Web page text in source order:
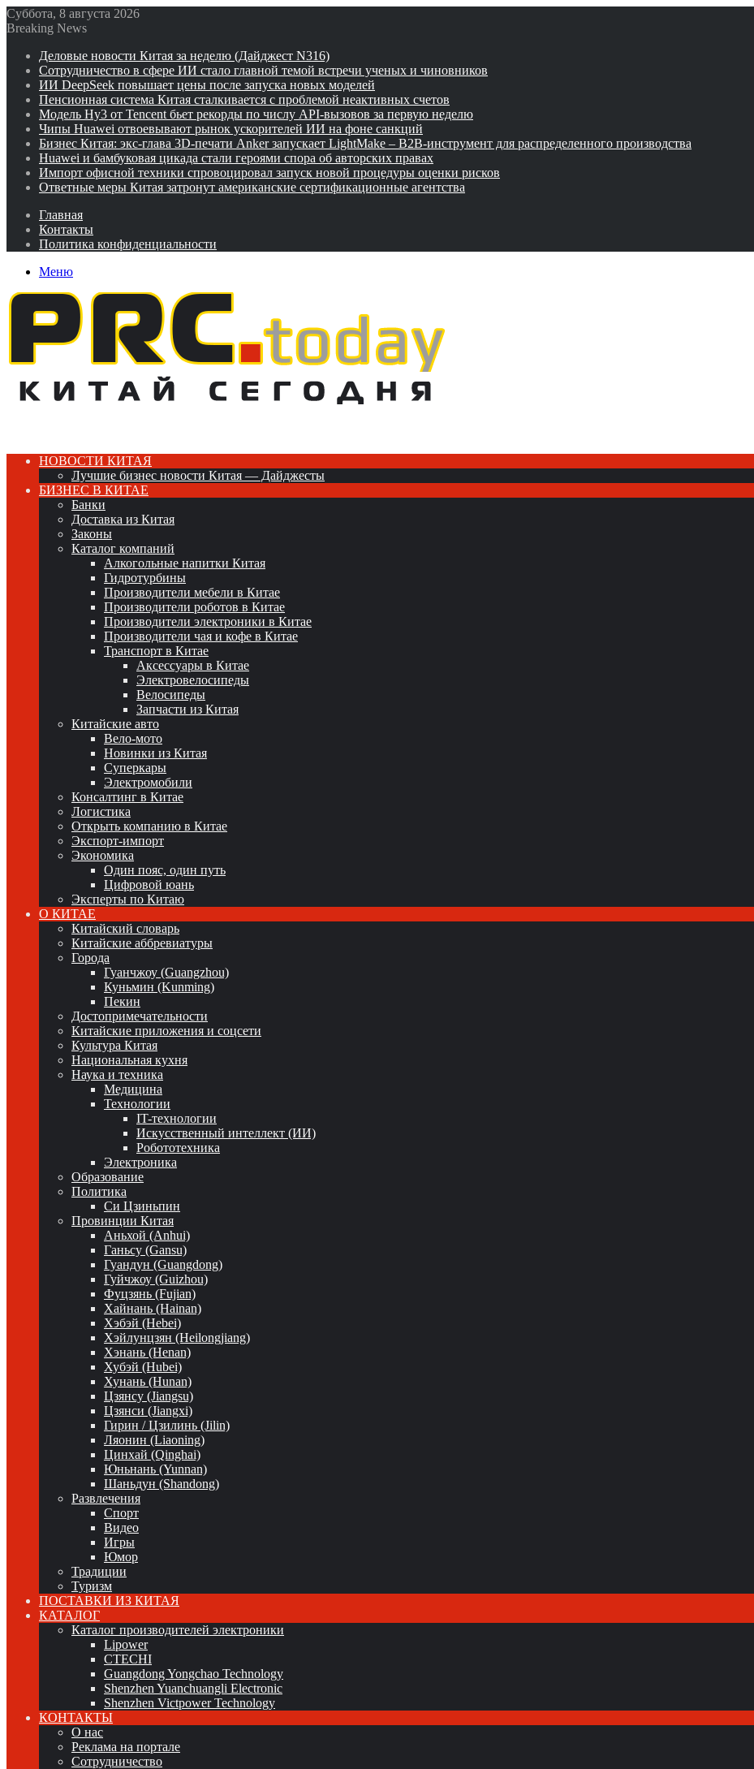
Суббота, 8 августа 2026
Breaking News
Деловые новости Китая за неделю (Дайджест N316)
Сотрудничество в сфере ИИ стало главной темой встречи ученых и чиновников
ИИ DeepSeek повышает цены после запуска новых моделей
Пенсионная система Китая сталкивается с проблемой неактивных счетов
Модель Hy3 от Tencent бьет рекорды по числу API-вызовов за первую неделю
Чипы Huawei отвоевывают рынок ускорителей ИИ на фоне санкций
Бизнес Китая: экс-глава 3D-печати Anker запускает LightMake – B2B-инструмент для распределенного производства
Huawei и бамбуковая цикада стали героями спора об авторских правах
Импорт офисной техники спровоцировал запуск новой процедуры оценки рисков
Ответные меры Китая затронут американские сертификационные агентства
Главная
Контакты
Политика конфиденциальности
Меню
НОВОСТИ КИТАЯ
Лучшие бизнес новости Китая — Дайджесты
БИЗНЕС В КИТАЕ
Банки
Доставка из Китая
Законы
Каталог компаний
Алкогольные напитки Китая
Гидротурбины
Производители мебели в Китае
Производители роботов в Китае
Производители электроники в Китае
Производители чая и кофе в Китае
Транспорт в Китае
Аксессуары в Китае
Электровелосипеды
Велосипеды
Запчасти из Китая
Китайские авто
Вело-мото
Новинки из Китая
Суперкары
Электромобили
Консалтинг в Китае
Логистика
Открыть компанию в Китае
Экспорт-импорт
Экономика
Один пояс, один путь
Цифровой юань
Эксперты по Китаю
О КИТАЕ
Китайский словарь
Китайские аббревиатуры
Города
Гуанчжоу (Guangzhou)
Куньмин (Kunming)
Пекин
Достопримечательности
Китайские приложения и соцсети
Культура Китая
Национальная кухня
Наука и техника
Медицина
Технологии
IT-технологии
Искусственный интеллект (ИИ)
Робототехника
Электроника
Образование
Политика
Си Цзиньпин
Провинции Китая
Аньхой (Anhui)
Ганьсу (Gansu)
Гуандун (Guangdong)
Гуйчжоу (Guizhou)
Фуцзянь (Fujian)
Хайнань (Hainan)
Хэбэй (Hebei)
Хэйлунцзян (Heilongjiang)
Хэнань (Henan)
Хубэй (Hubei)
Хунань (Hunan)
Цзянсу (Jiangsu)
Цзянси (Jiangxi)
Гирин / Цзилинь (Jilin)
Ляонин (Liaoning)
Цинхай (Qinghai)
Юньнань (Yunnan)
Шаньдун (Shandong)
Развлечения
Спорт
Видео
Игры
Юмор
Традиции
Туризм
ПОСТАВКИ ИЗ КИТАЯ
КАТАЛОГ
Каталог производителей электроники
Lipower
CTECHI
Guangdong Yongchao Technology
Shenzhen Yuanchuangli Electronic
Shenzhen Victpower Technology
КОНТАКТЫ
О нас
Реклама на портале
Сотрудничество